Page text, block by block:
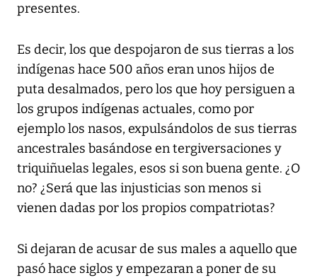
presentes.
Es decir, los que despojaron de sus tierras a los
indígenas hace 500 años eran unos hijos de
puta desalmados, pero los que hoy persiguen a
los grupos indígenas actuales, como por
ejemplo los nasos, expulsándolos de sus tierras
ancestrales basándose en tergiversaciones y
triquiñuelas legales, esos si son buena gente. ¿O
no? ¿Será que las injusticias son menos si
vienen dadas por los propios compatriotas?
Si dejaran de acusar de sus males a aquello que
pasó hace siglos y empezaran a poner de su